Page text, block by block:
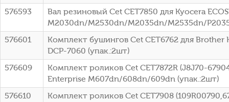
576593
Вал резиновый Cet CET7850 для Kyocera
M2030dn/M2530dn/M2035dn/M2535dn/
576601
Комплект бушингов Cet CET6762 для Brother
DCP-7060 (упак.:2шт)
576609
Комплект роликов Cet CET7872R (J8J70-
Enterprise M607dn/608dn/609dn (упак.:2шт)
576610
Комплект роликов Cet CET7908